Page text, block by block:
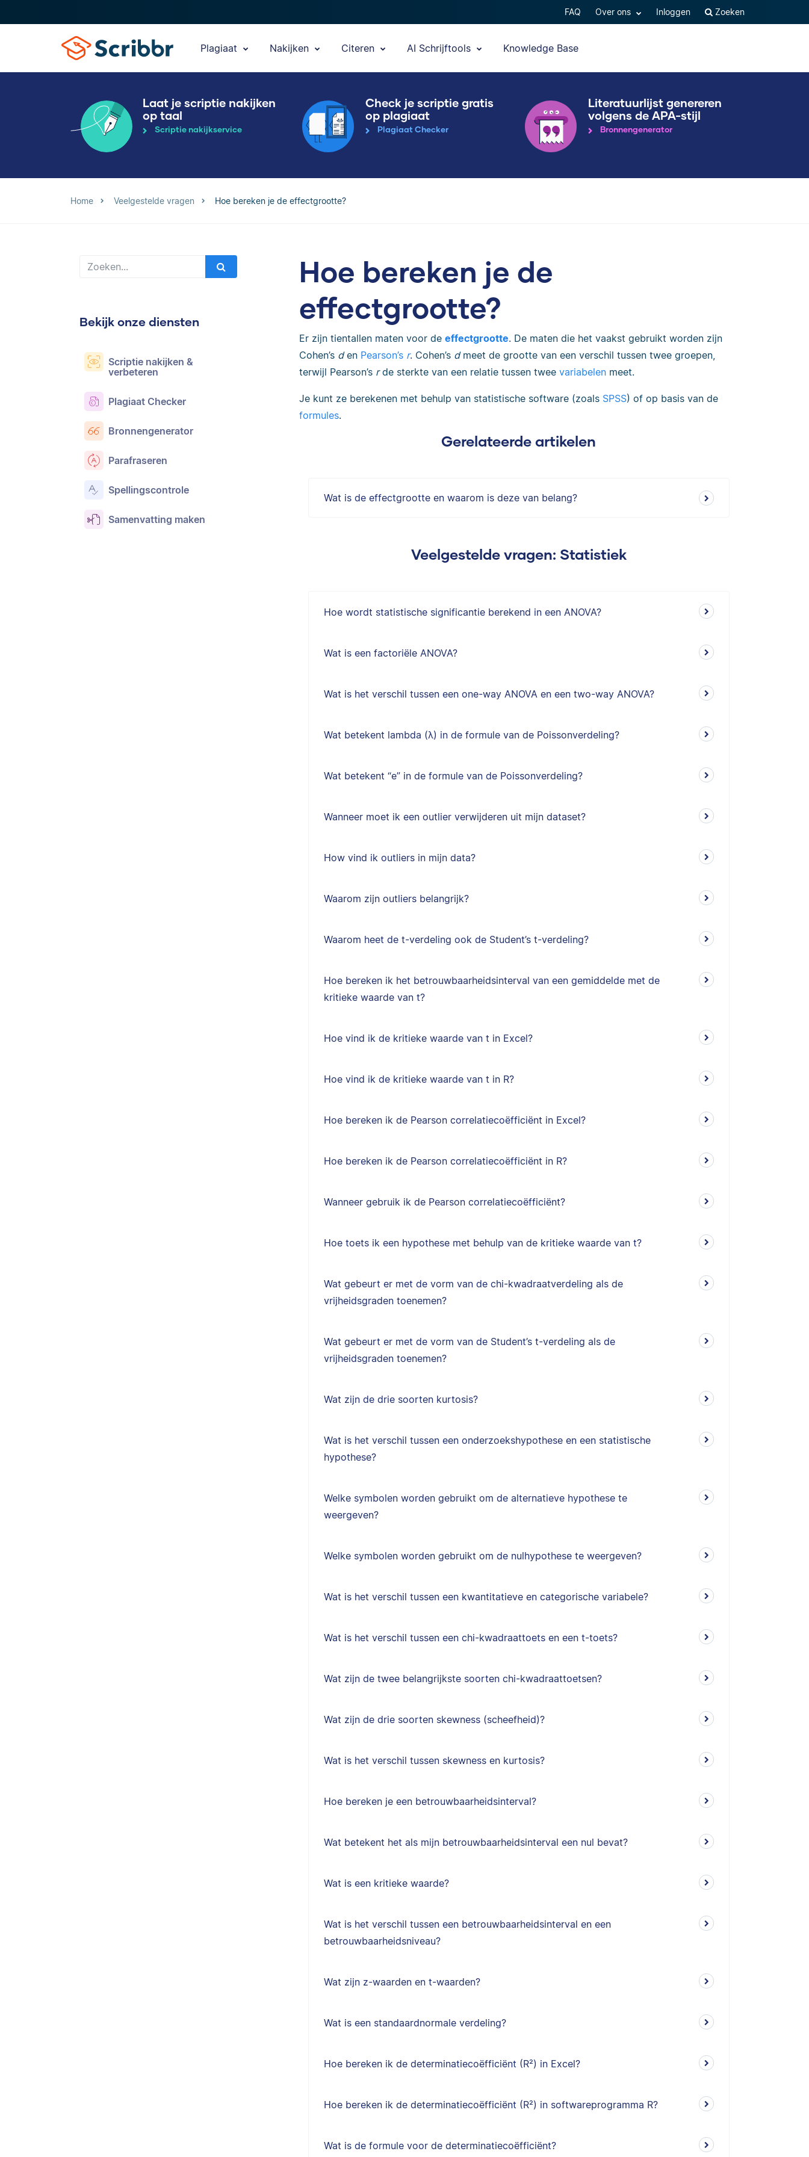
FAQ Over ons Inloggen Zoeken
Plagiaat Nakijken Citeren AI Schrijftools Knowledge Base
Laat je scriptie nakijken
op taal
Scriptie nakijkservice
Check je scriptie gratis
op plagiaat
Plagiaat Checker
Literatuurlijst genereren
volgens de APA-stijl
Bronnengenerator
Home Veelgestelde vragen Hoe bereken je de effectgrootte?
Bekijk onze diensten
Scriptie nakijken &
verbeteren
Plagiaat Checker
Bronnengenerator
Parafraseren
Spellingscontrole
Samenvatting maken
Hoe bereken je de
effectgrootte?
Er zijn tientallen maten voor de effectgrootte. De maten die het vaakst gebruikt worden zijn
Cohen’s den Pearson’s r. Cohen’s dmeet de grootte van een verschil tussen twee groepen,
terwijl Pearson’s rde sterkte van een relatie tussen twee variabelenmeet.
Je kunt ze berekenen met behulp van statistische software (zoals SPSS) of op basis van de
formules.
Gerelateerde artikelen
Wat is de effectgrootte en waarom is deze van belang?
Veelgestelde vragen: Statistiek
Hoe wordt statistische significantie berekend in een ANOVA?
Wat is een factoriële ANOVA?
Wat is het verschil tussen een one-way ANOVA en een two-way ANOVA?
Wat betekent lambda (λ) in de formule van de Poissonverdeling?
Wat betekent “e” in de formule van de Poissonverdeling?
Wanneer moet ik een outlier verwijderen uit mijn dataset?
How vind ik outliers in mijn data?
Waarom zijn outliers belangrijk?
Waarom heet de t-verdeling ook de Student’s t-verdeling?
Hoe bereken ik het betrouwbaarheidsinterval van een gemiddelde met de
kritieke waarde van t?
Hoe vind ik de kritieke waarde van t in Excel?
Hoe vind ik de kritieke waarde van t in R?
Hoe bereken ik de Pearson correlatiecoëfficiënt in Excel?
Hoe bereken ik de Pearson correlatiecoëfficiënt in R?
Wanneer gebruik ik de Pearson correlatiecoëfficiënt?
Hoe toets ik een hypothese met behulp van de kritieke waarde van t?
Wat gebeurt er met de vorm van de chi-kwadraatverdeling als de
vrijheidsgraden toenemen?
Wat gebeurt er met de vorm van de Student’s t-verdeling als de
vrijheidsgraden toenemen?
Wat zijn de drie soorten kurtosis?
Wat is het verschil tussen een onderzoekshypothese en een statistische
hypothese?
Welke symbolen worden gebruikt om de alternatieve hypothese te
weergeven?
Welke symbolen worden gebruikt om de nulhypothese te weergeven?
Wat is het verschil tussen een kwantitatieve en categorische variabele?
Wat is het verschil tussen een chi-kwadraattoets en een t-toets?
Wat zijn de twee belangrijkste soorten chi-kwadraattoetsen?
Wat zijn de drie soorten skewness (scheefheid)?
Wat is het verschil tussen skewness en kurtosis?
Hoe bereken je een betrouwbaarheidsinterval?
Wat betekent het als mijn betrouwbaarheidsinterval een nul bevat?
Wat is een kritieke waarde?
Wat is het verschil tussen een betrouwbaarheidsinterval en een
betrouwbaarheidsniveau?
Wat zijn z-waarden en t-waarden?
Wat is een standaardnormale verdeling?
Hoe bereken ik de determinatiecoëfficiënt (R²) in Excel?
Hoe bereken ik de determinatiecoëfficiënt (R²) in softwareprogramma R?
Wat is de formule voor de determinatiecoëfficiënt?